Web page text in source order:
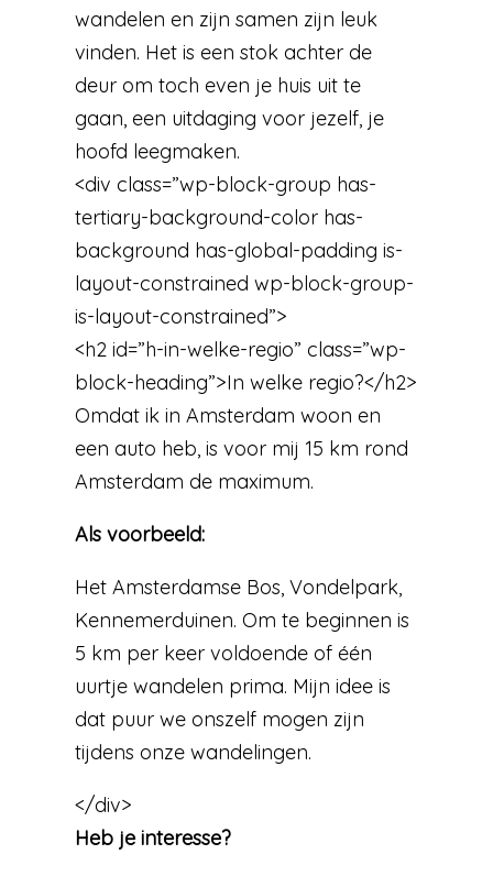
wandelen en zijn samen zijn leuk
vinden. Het is een stok achter de
deur om toch even je huis uit te
gaan, een uitdaging voor jezelf, je
hoofd leegmaken.
<div class=”wp-block-group has-
tertiary-background-color has-
background has-global-padding is-
layout-constrained wp-block-group-
is-layout-constrained”>
<h2 id=”h-in-welke-regio” class=”wp-
block-heading”>In welke regio?</h2>
Omdat ik in Amsterdam woon en
een auto heb, is voor mij 15 km rond
Amsterdam de maximum.
Als voorbeeld:
Het Amsterdamse Bos, Vondelpark,
Kennemerduinen. Om te beginnen is
5 km per keer voldoende of één
uurtje wandelen prima. Mijn idee is
dat puur we onszelf mogen zijn
tijdens onze wandelingen.
</div>
Heb je interesse?